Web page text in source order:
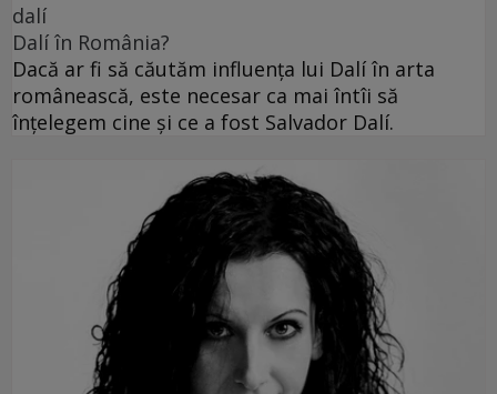
dalí
Dalí în România?
Dacă ar fi să căutăm influența lui Dalí în arta
românească, este necesar ca mai întîi să
înțelegem cine și ce a fost Salvador Dalí.